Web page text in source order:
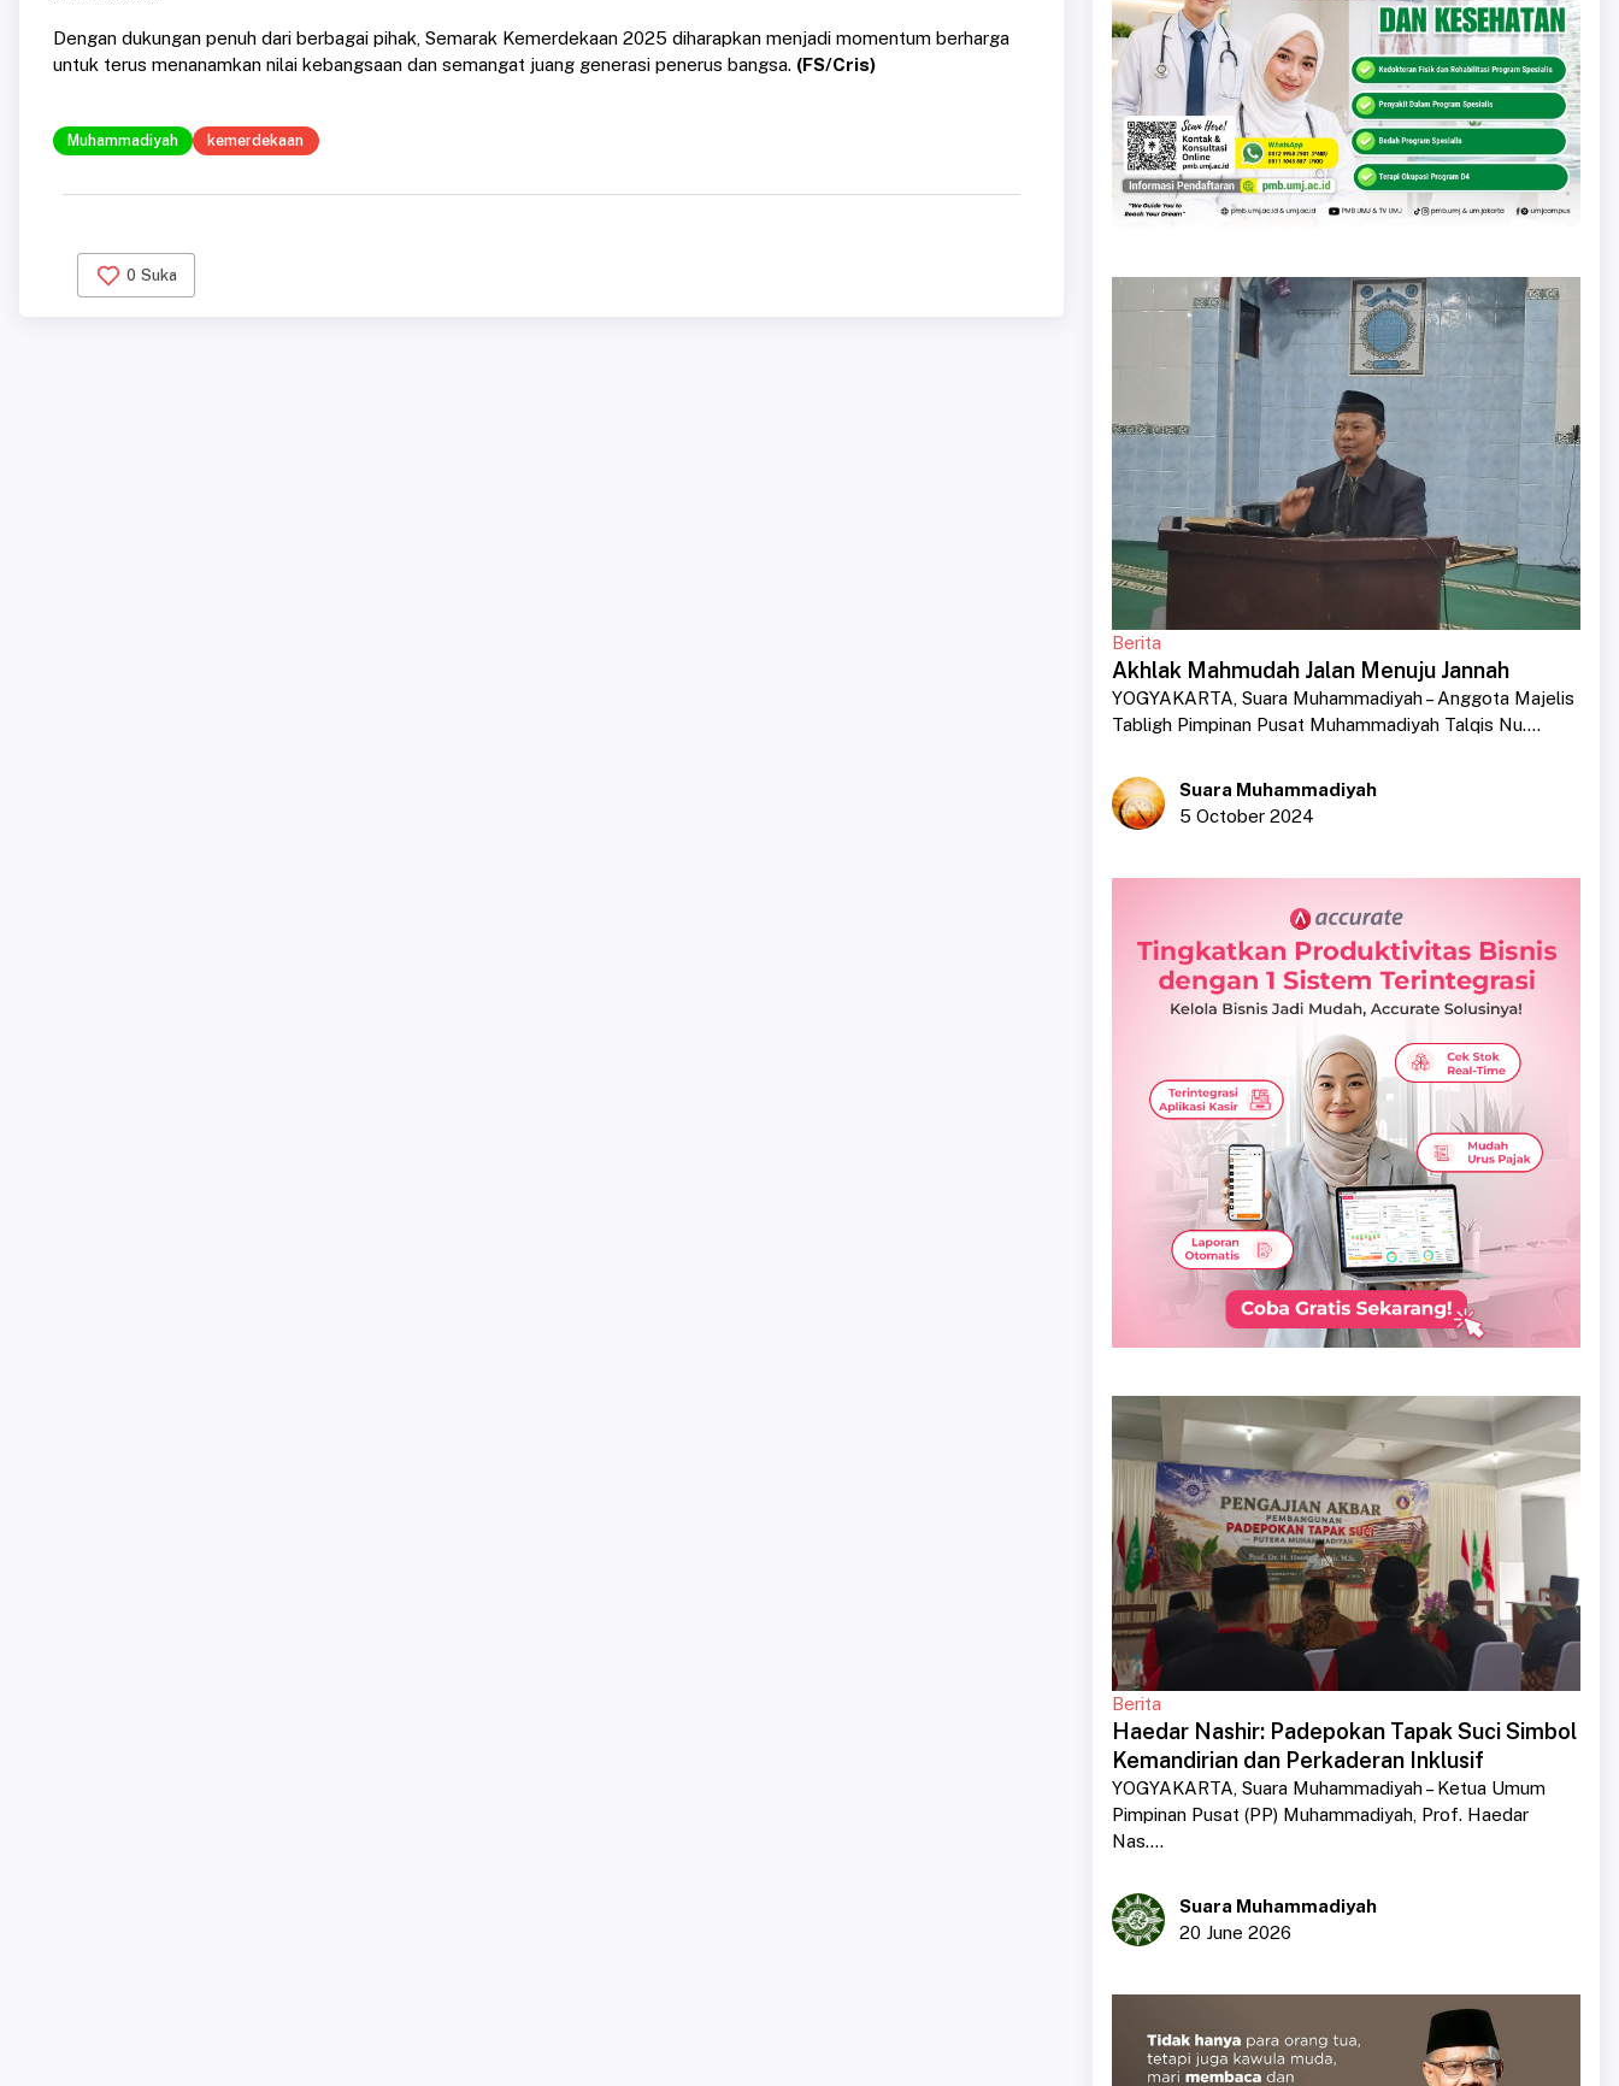
Dengan dukungan penuh dari berbagai pihak, Semarak Kemerdekaan 2025 diharapkan menjadi momentum berharga
untuk terus menanamkan nilai kebangsaan dan semangat juang generasi penerus bangsa. (FS/Cris)
Muhammadiyah kemerdekaan
0 Suka
Berita
Akhlak Mahmudah Jalan Menuju Jannah
YOGYAKARTA, Suara Muhammadiyah – Anggota Majelis
Tabligh Pimpinan Pusat Muhammadiyah Talqis Nu....
Suara Muhammadiyah
5 October 2024
Berita
Haedar Nashir: Padepokan Tapak Suci Simbol
Kemandirian dan Perkaderan Inklusif
YOGYAKARTA, Suara Muhammadiyah – Ketua Umum
Pimpinan Pusat (PP) Muhammadiyah, Prof. Haedar
Nas....
Suara Muhammadiyah
20 June 2026